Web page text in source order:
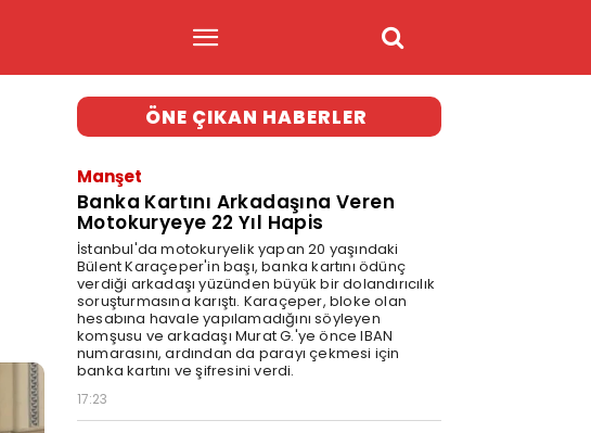
ÖNE ÇIKAN HABERLER
Manşet
Banka Kartını Arkadaşına Veren
Motokuryeye 22 Yıl Hapis
İstanbul'da motokuryelik yapan 20 yaşındaki
Bülent Karaçeper'in başı, banka kartını ödünç
verdiği arkadaşı yüzünden büyük bir dolandırıcılık
soruşturmasına karıştı. Karaçeper, bloke olan
hesabına havale yapılamadığını söyleyen
komşusu ve arkadaşı Murat G.'ye önce IBAN
numarasını, ardından da parayı çekmesi için
banka kartını ve şifresini verdi.
17:23